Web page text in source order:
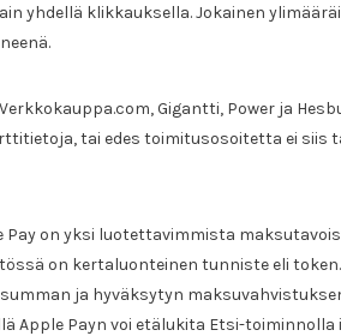
yhdellä klikkauksella. Jokainen
Gigantti, Power ja
tai edes toimitusosoitetta ei siis
Pay on yksi luotettavimmista
on kertaluonteinen tunniste eli
ja hyväksytyn
Apple Payn voi etälukita Etsi-